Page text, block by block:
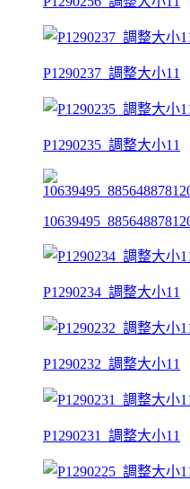
P1290237_調整大小11
P1290235_調整大小11
P1290234_調整大小11
P1290232_調整大小11
P1290231_調整大小11